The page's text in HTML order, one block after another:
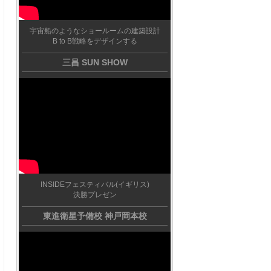
宇宙船のようなショールームの建築設計
B to B戦略をデザインする
三昌 SUN SHOW
INSIDEフェスティバル(イギリス)
決勝プレゼン
東進衛星予備校 神戸岡本校